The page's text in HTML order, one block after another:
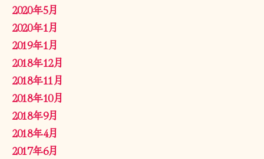
2020年5月
2020年1月
2019年1月
2018年12月
2018年11月
2018年10月
2018年9月
2018年4月
2017年6月